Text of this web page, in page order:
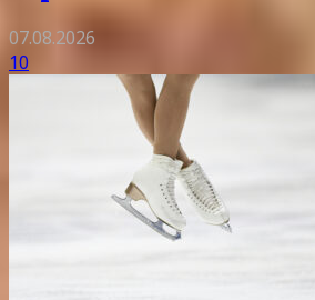
07.08.2026
10